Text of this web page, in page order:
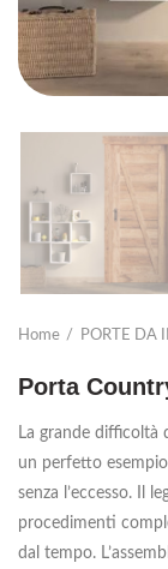
Home PORTE DA
Porta
La grande difficoltà
un perfetto
senza l’eccesso. Il
procedimenti
dal tempo.